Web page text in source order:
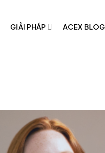
GIẢI PHÁP ACEX BLOG